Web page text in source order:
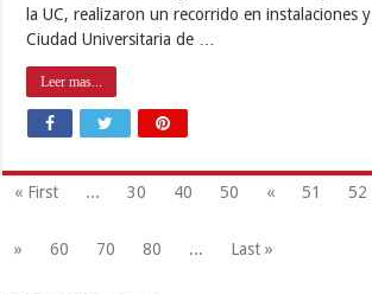
la UC, realizaron un recorrido en instalaciones
Ciudad Universitaria de …
Leer mas...
« First ... 30 40 50 « 51 52
»
60 70 80 ... Last »